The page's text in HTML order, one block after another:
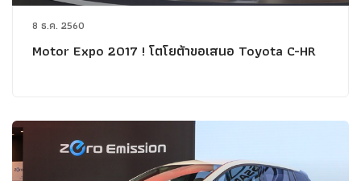
8 ธ.ค. 2560
Motor Expo 2017 ! โตโยต้าขอเสนอ Toyota C-HR